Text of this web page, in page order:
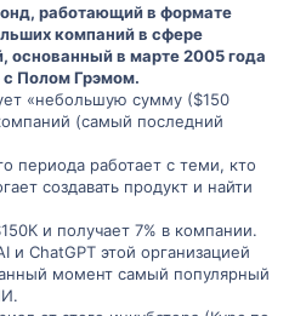
работающий в формате
компаний в сфере
основанный в марте 2005 года
с Полом Грэмом.
«небольшую сумму ($150
(самый последний
периода работает с теми, кто
создавать продукт и найти
и получает 7% в компании.
и ChatGPT этой организацией
момент самый популярный